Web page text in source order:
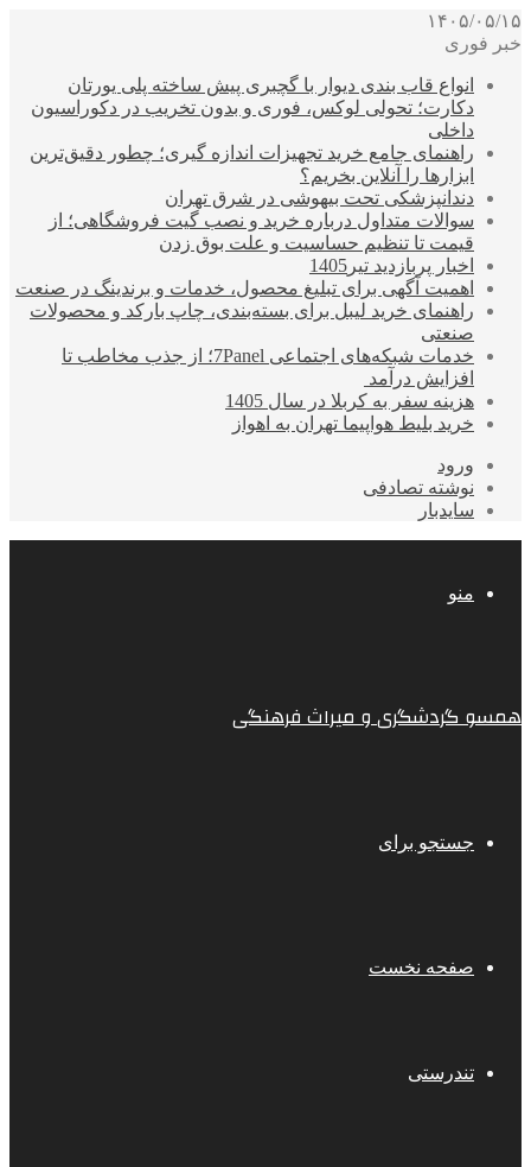
۱۴۰۵/۰۵/۱۵
خبر فوری
انواع قاب بندی دیوار با گچبری پیش ساخته پلی یورتان
دکارت؛ تحولی لوکس، فوری و بدون تخریب در دکوراسیون
داخلی
راهنمای جامع خرید تجهیزات اندازه گیری؛ چطور دقیق‌ترین
ابزارها را آنلاین بخریم؟
دندانپزشکی تحت بیهوشی در شرق تهران
سوالات متداول درباره خرید و نصب گیت فروشگاهی؛ از
قیمت تا تنظیم حساسیت و علت بوق زدن
اخبار پربازدید تیر1405
اهمیت آگهی برای تبلیغ محصول، خدمات و برندینگ در صنعت
راهنمای خرید لیبل برای بسته‌بندی، چاپ بارکد و محصولات
صنعتی
خدمات شبکه‌های اجتماعی 7Panel؛ از جذب مخاطب تا
افزایش درآمد
هزینه سفر به کربلا در سال 1405
خرید بلیط هواپیما تهران به اهواز
ورود
نوشته تصادفی
سایدبار
منو
همسو گردشگری و میراث فرهنگی
جستجو برای
صفحه نخست
تندرستی